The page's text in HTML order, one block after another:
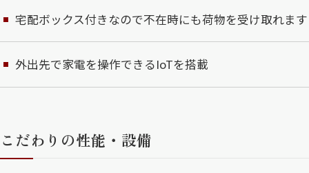
宅配ボックス付きなので不在時にも荷物を受け取れます
外出先で家電を操作できるIoTを搭載
こだわりの性能・設備